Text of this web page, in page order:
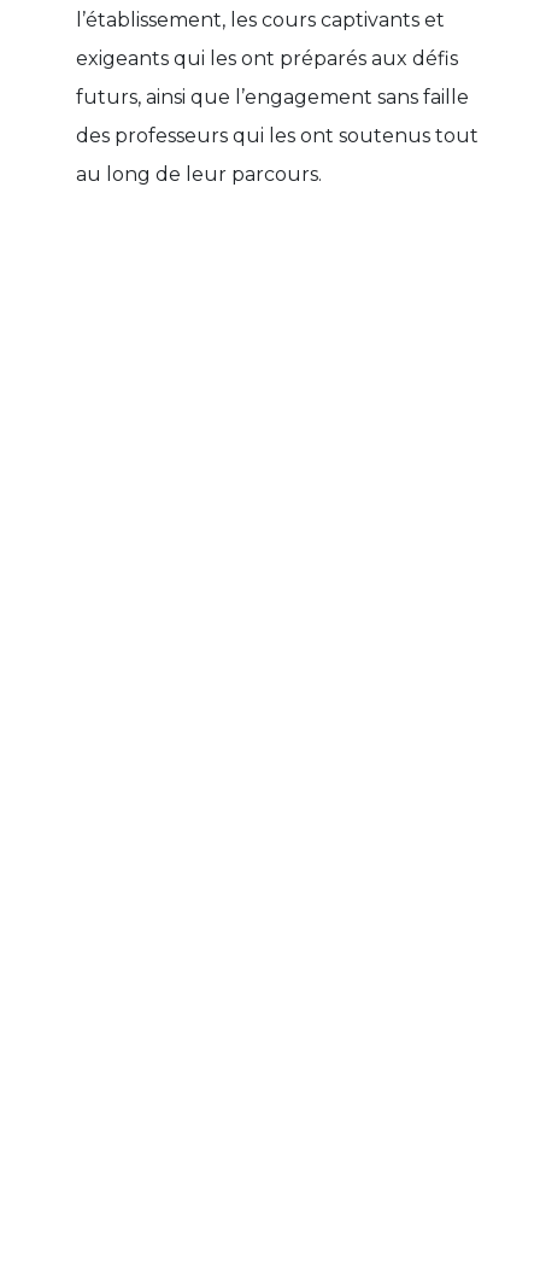
l’établissement, les cours captivants et
exigeants qui les ont préparés aux défis
futurs, ainsi que l’engagement sans faille
des professeurs qui les ont soutenus tout
au long de leur parcours.